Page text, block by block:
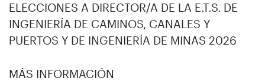
ELECCIONES A DIRECTOR/A DE LA E.T.S. DE
INGENIERÍA DE CAMINOS, CANALES Y
PUERTOS Y DE INGENIERÍA DE MINAS 2026
MÁS INFORMACIÓN